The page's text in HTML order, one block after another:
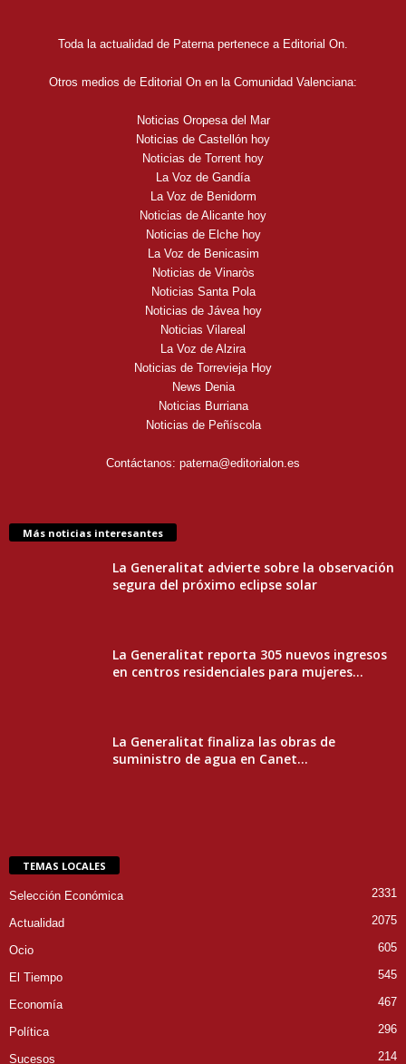
Toda la actualidad de Paterna pertenece a Editorial On.
Otros medios de Editorial On en la Comunidad Valenciana:
Noticias Oropesa del Mar
Noticias de Castellón hoy
Noticias de Torrent hoy
La Voz de Gandía
La Voz de Benidorm
Noticias de Alicante hoy
Noticias de Elche hoy
La Voz de Benicasim
Noticias de Vinaròs
Noticias Santa Pola
Noticias de Jávea hoy
Noticias Vilareal
La Voz de Alzira
Noticias de Torrevieja Hoy
News Denia
Noticias Burriana
Noticias de Peñíscola
Contáctanos: paterna@editorialon.es
Más noticias interesantes
La Generalitat advierte sobre la observación
segura del próximo eclipse solar
La Generalitat reporta 305 nuevos ingresos
en centros residenciales para mujeres...
La Generalitat finaliza las obras de
suministro de agua en Canet...
TEMAS LOCALES
Selección Económica 2331
Actualidad 2075
Ocio 605
El Tiempo 545
Economía 467
Política 296
Sucesos 214